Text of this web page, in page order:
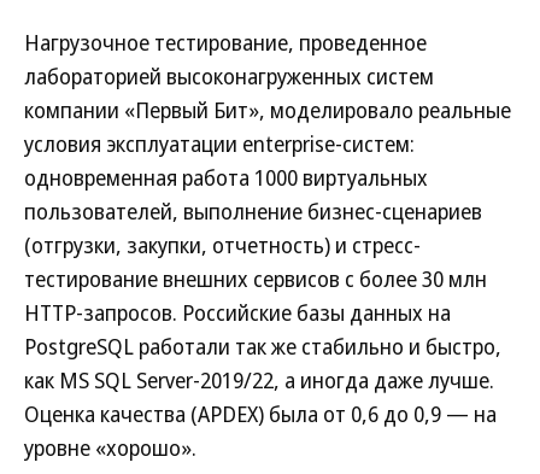
Нагрузочное тестирование, проведенное
лабораторией высоконагруженных систем
компании «Первый Бит», моделировало реальные
условия эксплуатации enterprise-систем:
одновременная работа 1000 виртуальных
пользователей, выполнение бизнес-сценариев
(отгрузки, закупки, отчетность) и стресс-
тестирование внешних сервисов с более 30 млн
HTTP-запросов. Российские базы данных на
PostgreSQL работали так же стабильно и быстро,
как MS SQL Server-2019/22, а иногда даже лучше.
Оценка качества (APDEX) была от 0,6 до 0,9 — на
уровне «хорошо».